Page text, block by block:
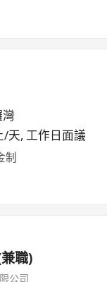
天, 工作日面議
制
職)
公司